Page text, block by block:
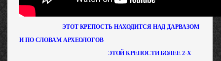
ЭТОТ КРЕПОСТЬ НАХОДИТСЯ НАД ДАРВАЗОМ
И ПО СЛОВАМ АРХЕОЛОГОВ
ЭТОЙ КРЕПОСТИ БОЛЕЕ 2-Х